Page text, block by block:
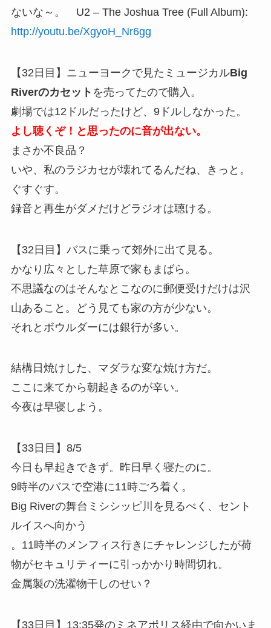
ないな～。 U2 – The Joshua Tree (Full Album):
http://youtu.be/XgyoH_Nr6gg
【32日目】ニューヨークで見たミュージカルBig
Riverのカセット を売ってたので購入。
劇場では12ドルだったけど、9ドルしなかった。
よし聴くぞ！と思ったのに音が出ない。
まさか不良品？
いや、私のラジカセが壊れてるんだね、きっと。
ぐすぐす。
録音と再生がダメだけどラジオは聴ける。
【32日目】バスに乗って郊外に出て見る。
かなり広々とした草原で家もまばら。
不思議なのはそんなとこなのに郵便受けだけは沢
山あること。どう見ても家の方が少ない。
それとボウルダーには銀行が多い。
結構日焼けした、マダラな変な焼け方だ。
ここに来てから朝起きるのが辛い。
今夜は早寝しよう。
【33日目】8/5
今日も早起きできず。昨日早く寝たのに。
9時半のバスで空港に11時ごろ着く。
Big Riverの舞台ミシシッピ川を見るべく、セント
ルイスへ向かう
。11時半のメンフィス行きにチャレンジしたが荷
物がセキュリティーに引っかかり時間切れ。
金属製の洗濯物干しのせい？
【33日目】13:35発のミネアポリス経由で向かいま